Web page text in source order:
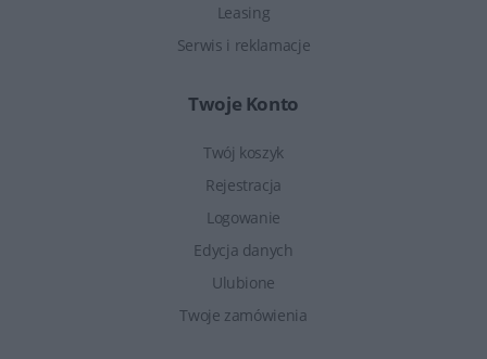
Leasing
Serwis i reklamacje
Twoje Konto
Twój koszyk
Rejestracja
Logowanie
Edycja danych
Ulubione
Twoje zamówienia